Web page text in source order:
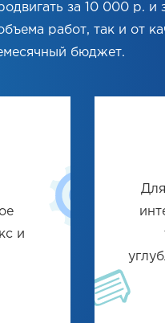
за 10 000 р. и
работ, так и от
бюджет.
и